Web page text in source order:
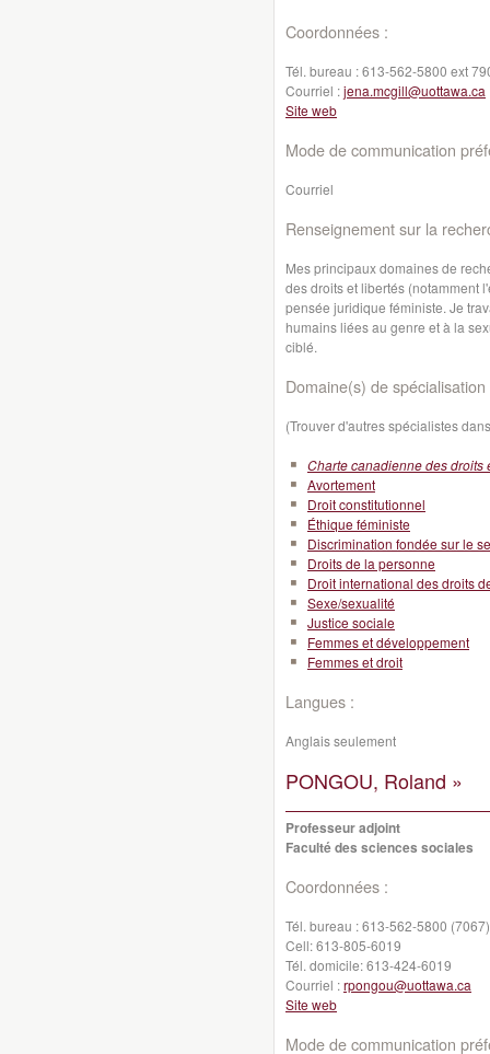
Coordonnées :
Tél. bureau :613-562-5800 ext
Courriel :jena.mcgill@uottawa.ca
Site web
Mode de communication
Courriel
Renseignement sur la
Mes principaux domaines de
des droits et libertés (notamment
pensée juridique féministe. Je
humains liées au genre et à la
ciblé.
Domaine(s) de spécialisation
(Trouver d'autres spécialistes
Charte canadienne des droits
Avortement
Droit constitutionnel
Éthique féministe
Discrimination fondée sur le
Droits de la personne
Droit international des droits
Sexe/sexualité
Justice sociale
Femmes et développement
Femmes et droit
Langues :
Anglais seulement
PONGOU, Roland »
Professeur adjoint
Faculté des sciences sociales
Coordonnées :
Tél. bureau :613-562-5800 (7067)
Cell:613-805-6019
Tél. domicile:613-424-6019
Courriel :rpongou@uottawa.ca
Site web
Mode de communication